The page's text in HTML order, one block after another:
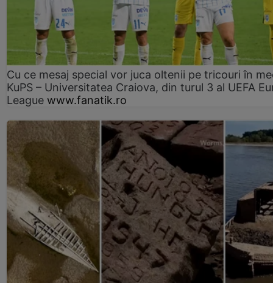
Cu ce mesaj special vor juca oltenii pe tricouri în
KuPS – Universitatea Craiova, din turul 3 al UEFA
League www.fanatik.ro